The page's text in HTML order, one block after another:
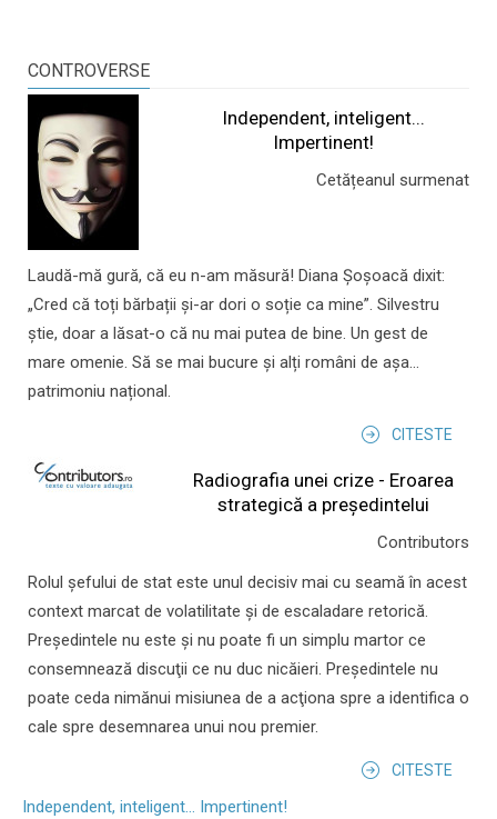
CONTROVERSE
Independent, inteligent...
Impertinent!
Cetățeanul surmenat
Laudă-mă gură, că eu n-am măsură! Diana Șoșoacă dixit:
„Cred că toți bărbații și-ar dori o soție ca mine”. Silvestru
știe, doar a lăsat-o că nu mai putea de bine. Un gest de
mare omenie. Să se mai bucure și alți români de așa...
patrimoniu național.
CITESTE
Radiografia unei crize - Eroarea
strategică a președintelui
Contributors
Rolul şefului de stat este unul decisiv mai cu seamă în acest
context marcat de volatilitate şi de escaladare retorică.
Preşedintele nu este şi nu poate fi un simplu martor ce
consemnează discuţii ce nu duc nicăieri. Preşedintele nu
poate ceda nimănui misiunea de a acţiona spre a identifica o
cale spre desemnarea unui nou premier.
CITESTE
Independent, inteligent... Impertinent!